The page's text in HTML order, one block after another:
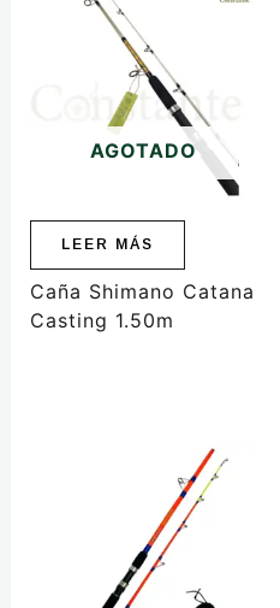
AGOTADO
LEER MÁS
Caña Shimano Catana
Casting 1.50m